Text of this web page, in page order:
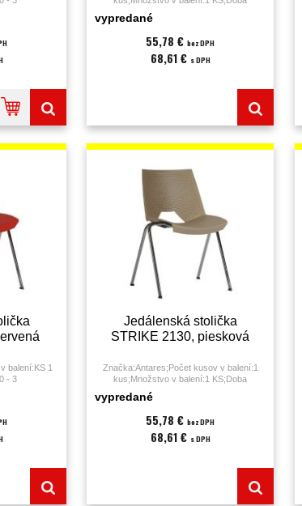
sedenia:0 - 3 hodiny;Druh:jedálenská
stolička;Farba:biela;Materiál:;Nosnosť:120
sedáku:45;Záruka:36 mesiacov;
vypredané
55,78 €bez DPH
68,61 € s DPH
balení:KS 1
- 3
Jedálenská stolička
STRIKE 2130, piesková
Značka:Antares;Počet kusov v balení:1
kus;Množstvo v balení:1 KS;Doba
sedenia:0 - 3 hodiny;Druh:jedálenská
stolička;Farba:béžová;Nosnosť:120
sedáku:45;Záruka:36 mesiacov;
vypredané
55,78 €bez DPH
68,61 € s DPH